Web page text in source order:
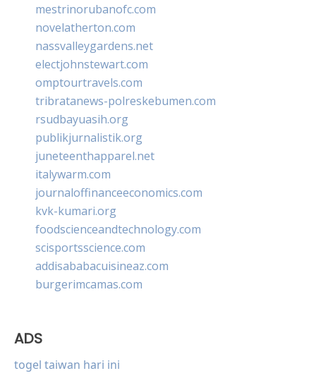
mestrinorubanofc.com
novelatherton.com
nassvalleygardens.net
electjohnstewart.com
omptourtravels.com
tribratanews-polreskebumen.com
rsudbayuasih.org
publikjurnalistik.org
juneteenthapparel.net
italywarm.com
journaloffinanceeconomics.com
kvk-kumari.org
foodscienceandtechnology.com
scisportsscience.com
addisababacuisineaz.com
burgerimcamas.com
ADS
togel taiwan hari ini